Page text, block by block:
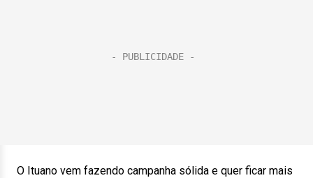
O Ituano vem fazendo campanha sólida e quer ficar mais